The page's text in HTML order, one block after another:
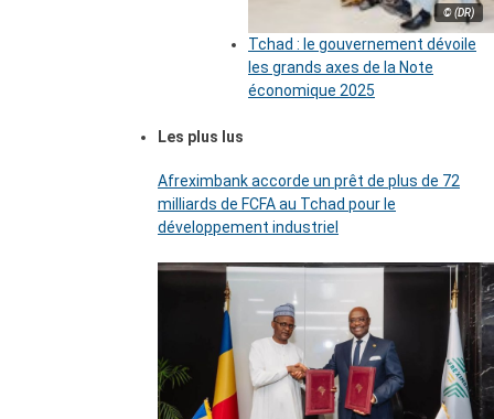
© (DR)
Tchad : le gouvernement dévoile
les grands axes de la Note
économique 2025
Les plus lus
Afreximbank accorde un prêt de plus de 72
milliards de FCFA au Tchad pour le
développement industriel